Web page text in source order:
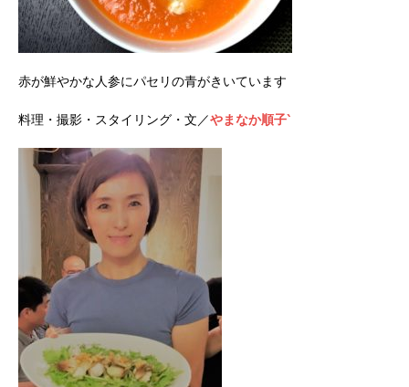
赤が鮮やかな人参にパセリの青がきいています
料理・撮影・スタイリング・文／やまなか順子‵